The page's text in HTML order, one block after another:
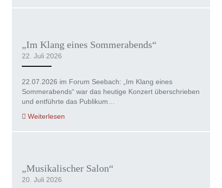
„Im Klang eines Sommerabends“
22. Juli 2026
22.07.2026 im Forum Seebach: „Im Klang eines
Sommerabends“ war das heutige Konzert überschrieben
und entführte das Publikum…
Weiterlesen
„Musikalischer Salon“
20. Juli 2026